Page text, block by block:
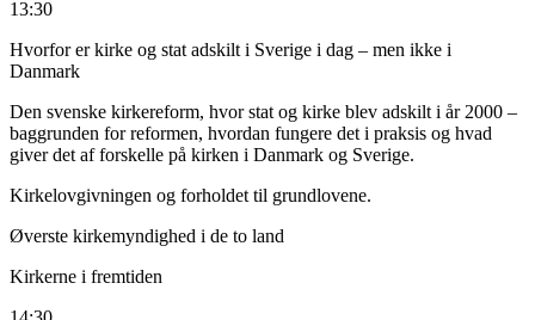
igennem, hvordan forholdet mellem kirke og stat har udviklet sig, og
hvad det i praksis betyder i dag.
Gammeltoft-Hansen
teol. dr. Jan-Olof Aggedal og dr. Emma
Ahlmvil komme med indlæg i løbet af dagen. Selvfølgelig får vi
også en rundvisning i Gustavskirken og hører om deres aktiviteter.
Hvem regulerer udviklingen, kirkeskatten, gudstjenesterne,
registreringen af andre trossamfund? Hvordan er det med kirke og
domstole? Har Lunds domkirke en særlig stilling? Er religionen på
vej til at blive kønsneutral? Disse og mange andre spørgsmål tager vi
op på seminaret.